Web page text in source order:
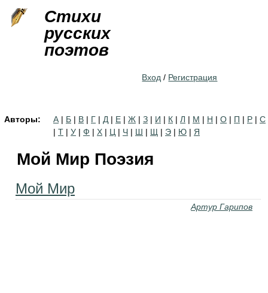
Стихи
русских
поэтов
Вход / Регистрация
Авторы: А | Б | В | Г | Д | Е | Ж | З | И | К | Л | М | Н | О | П | Р | С
| Т | У | Ф | Х | Ц | Ч | Ш | Щ | Э | Ю | Я
Мой Мир Поэзия
Мой Мир
Артур Гарипов